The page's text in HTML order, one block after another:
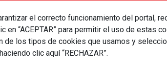
el correcto funcionamiento del portal,
“ACEPTAR” para permitir el uso de estas
de los tipos de cookies que usamos y
clic aquí “RECHAZAR”.